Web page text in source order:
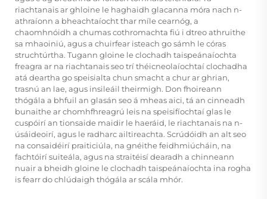
riachtanais ar ghloine le haghaidh glacanna móra nach n-
athraíonn a bheachtaíocht thar míle cearnóg, a
chaomhnóidh a chumas cothromachta fiú i dtreo athruithe
sa mhaoiniú, agus a chuirfear isteach go sámh le córas
struchtúrtha. Tugann gloine le clochadh taispeánaíochta
freagra ar na riachtanais seo trí théicneolaíochtaí clochadha
atá deartha go speisialta chun smacht a chur ar ghrian,
trasnú an lae, agus insileáil theirmigh. Don fhoireann
thógála a bhfuil an glasán seo á mheas aici, tá an cinneadh
bunaithe ar chomhfhreagrú leis na speisifíochtaí glas le
cuspóirí an tionsaide maidir le haeráid, le riachtanais na n-
úsáideoirí, agus le radharc ailtireachta. Scrúdóidh an alt seo
na consaidéirí praiticiúla, na gnéithe feidhmiúcháin, na
fachtóirí suiteála, agus na straitéisí dearadh a chinneann
nuair a bheidh gloine le clochadh taispeánaíochta ina rogha
is fearr do chlúdaigh thógála ar scála mhór.